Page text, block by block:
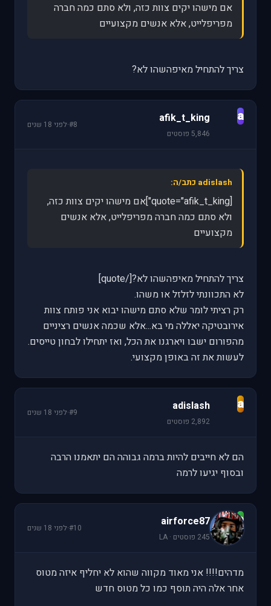
אם מישהו יקים צוות כזה, ולא סתם כמה חברה
מפריפלייט, אלא אנשים מקצועיים
צריך להתחיל מאיפהשהו לא?
a
afik_t_king
5,846 פוסטים
#8
·לפני 18 שנים
adislash כתב/ה:
[quote="afik_t_king"]אם מישהו יקים צוות כזה,
ולא סתם כמה חברה מפריפלייט, אלא אנשים
מקצועיים
צריך להתחיל מאיפהשהו לא?[/quote]
לא התכוונתי לזלזל או משהו.
רק רציתי לומר שלא סתם מישהו יבוא אני פותח צוות
אירובטיקה יאללה מי בא...אלא שכמה אנשים רציניים
מהפורום ישבו ויארגנו את הכל, ואז יתחילו לבחון טייסים.
לעשות את זה באופן מקצועי.
a
adislash
2,892 פוסטים
#9
·לפני 18 שנים
הם לא חייבים להיות ברמה גבוהה הם יתאמנו הרבה
ובסוף יגיעו לרמה
a
airforce87
245 פוסטים · LA
#10
·לפני 18 שנים
מדהים!!!! אני מאוד מקווה שהוא לא יחליף איזה מטוס
אחר אלה היה תוסף כמו כל מטוס חדש